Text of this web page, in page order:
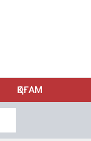
ҚОҒАМ